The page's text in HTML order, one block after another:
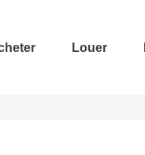
Louer